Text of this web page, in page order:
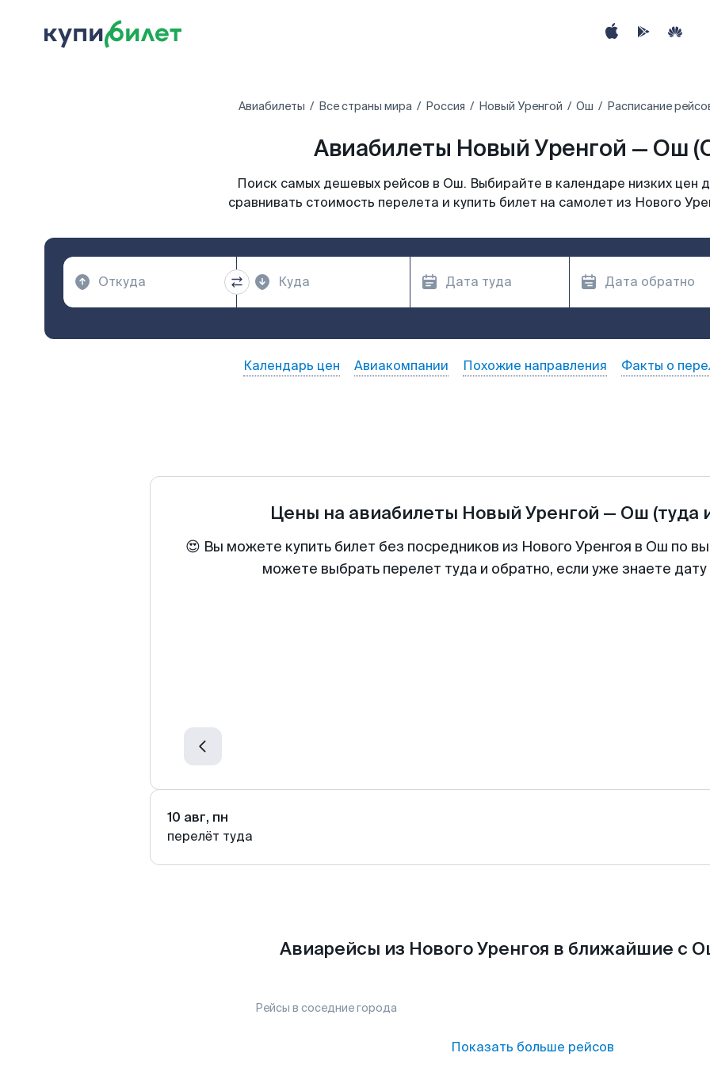
Авиабилеты Все страны мира Россия Новый Уренгой Ош Расписание
Авиабилеты Новый Уренгой — Ош
Поиск самых дешевых рейсов в Ош. Выбирайте в календаре низких цен
сравнивать стоимость перелета и купить билет на самолет из Нового
Календарь цен Авиакомпании Похожие направления Факты о
Цены на авиабилеты Новый Уренгой — Ош (туда
😍 Вы можете купить билет без посредников из Нового Уренгоя в Ош по
можете выбрать перелет туда и обратно, если уже знаете
10 авг, пн
перелёт туда
Авиарейсы из Нового Уренгоя в ближайшие с
Рейсы в соседние города
Показать больше рейсов